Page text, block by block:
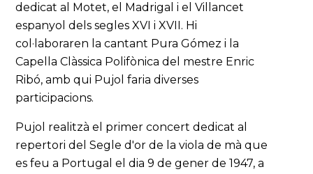
dedicat al Motet, el Madrigal i el Villancet
espanyol dels segles XVI i XVII. Hi
col·laboraren la cantant Pura Gómez i la
Capella Clàssica Polifònica del mestre Enric
Ribó, amb qui Pujol faria diverses
participacions.
Pujol realitzà el primer concert dedicat al
repertori del Segle d'or de la viola de mà que
es feu a Portugal el dia 9 de gener de 1947, a